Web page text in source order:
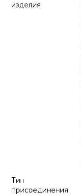
изделия
Тип
присоединения